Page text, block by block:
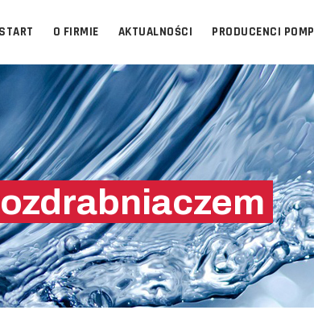
START O FIRMIE AKTUALNOŚCI PRODUCENCI POMP